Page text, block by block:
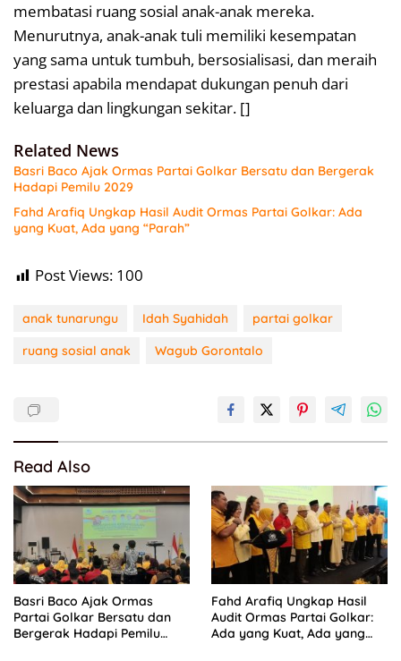
membatasi ruang sosial anak-anak mereka.
Menurutnya, anak-anak tuli memiliki kesempatan
yang sama untuk tumbuh, bersosialisasi, dan meraih
prestasi apabila mendapat dukungan penuh dari
keluarga dan lingkungan sekitar. []
Related News
Basri Baco Ajak Ormas Partai Golkar Bersatu dan Bergerak
Hadapi Pemilu 2029
Fahd Arafiq Ungkap Hasil Audit Ormas Partai Golkar: Ada
yang Kuat, Ada yang “Parah”
Post Views: 100
anak tunarungu Idah Syahidah
partai golkar
ruang sosial anak
Wagub Gorontalo
Read Also
Basri Baco Ajak Ormas
Partai Golkar Bersatu dan
Bergerak Hadapi Pemilu
Fahd Arafiq Ungkap Hasil
Audit Ormas Partai Golkar:
Ada yang Kuat, Ada yang